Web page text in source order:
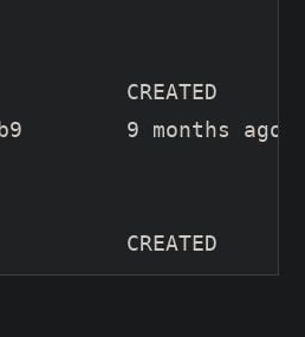
CREATED
9 months ago